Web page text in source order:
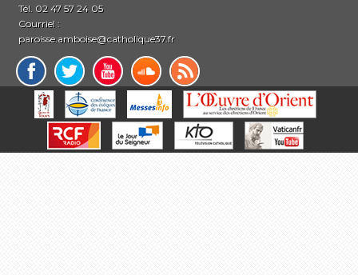
Tél. 02 47 57 24 05
Courriel :
paroisse.amboise@catholique37.fr